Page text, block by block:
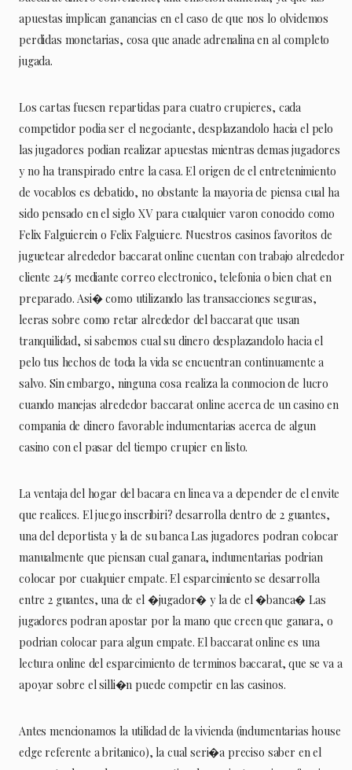
apuestas implican ganancias en el caso de que nos lo olvidemos
perdidas monetarias, cosa que anade adrenalina en al completo
jugada.
Los cartas fuesen repartidas para cuatro crupieres, cada
competidor podia ser el negociante, desplazandolo hacia el pelo
las jugadores podian realizar apuestas mientras demas jugadores
y no ha transpirado entre la casa. El origen de el entretenimiento
de vocablos es debatido, no obstante la mayoria de piensa cual ha
sido pensado en el siglo XV para cualquier varon conocido como
Felix Falguierein o Felix Falguiere. Nuestros casinos favoritos de
juguetear alrededor baccarat online cuentan con trabajo alrededor
cliente 24/5 mediante correo electronico, telefonia o bien chat en
preparado. Asi� como utilizando las transacciones seguras,
leeras sobre como retar alrededor del baccarat que usan
tranquilidad, si sabemos cual su dinero desplazandolo hacia el
pelo tus hechos de toda la vida se encuentran continuamente a
salvo. Sin embargo, ninguna cosa realiza la conmocion de lucro
cuando manejas alrededor baccarat online acerca de un casino en
compania de dinero favorable indumentarias acerca de algun
casino con el pasar del tiempo crupier en listo.
La ventaja del hogar del bacara en linea va a depender de el envite
que realices. El juego inscribiri? desarrolla dentro de 2 guantes,
una del deportista y la de su banca Las jugadores podran colocar
manualmente que piensan cual ganara, indumentarias podrian
colocar por cualquier empate. El esparcimiento se desarrolla
entre 2 guantes, una de el �jugador� y la de el �banca� Las
jugadores podran apostar por la mano que creen que ganara, o
podrian colocar para algun empate. El baccarat online es una
lectura online del esparcimiento de terminos baccarat, que se va a
apoyar sobre el silli�n puede competir en las casinos.
Antes mencionamos la utilidad de la vivienda (indumentarias house
edge referente a britanico), la cual seri�a preciso saber en el